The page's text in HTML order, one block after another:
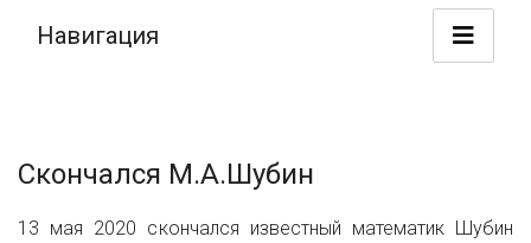
Навигация
Скончался М.А.Шубин
13 мая 2020 скончался известный математик Шубин